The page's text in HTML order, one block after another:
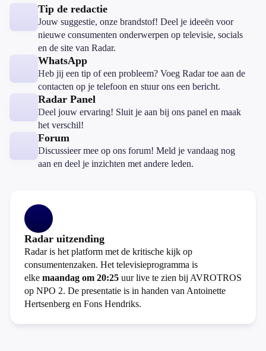
Tip de redactie
Jouw suggestie, onze brandstof! Deel je ideeën voor
nieuwe consumenten onderwerpen op televisie, socials
en de site van Radar.
WhatsApp
Heb jij een tip of een probleem? Voeg Radar toe aan de
contacten op je telefoon en stuur ons een bericht.
Radar Panel
Deel jouw ervaring! Sluit je aan bij ons panel en maak
het verschil!
Forum
Discussieer mee op ons forum! Meld je vandaag nog
aan en deel je inzichten met andere leden.
Radar uitzending
Radar is het platform met de kritische kijk op
consumentenzaken. Het televisieprogramma is
elke maandag om 20:25 uur live te zien bij AVROTROS
op NPO 2. De presentatie is in handen van Antoinette
Hertsenberg en Fons Hendriks.